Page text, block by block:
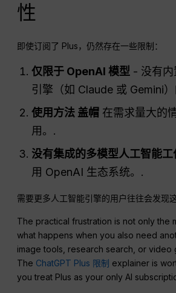
性
即使订阅了 Plus，仍然存在一些限制：
仅限于 OpenAI 模型 - 没有内
引擎（如 Claude 或 Gemini
使用方法 盖帽 在需求量大的
用。.
没有集成的多模型人工智能工
用 OpenAI 生态系统。.
需要更多人工智能引擎的用户往往会发现
The practical frustration is not only the
what happens when you also need
image tools, research search, or video
The ChatGPT Plus 限制 explainer is
you treat Plus as your only AI